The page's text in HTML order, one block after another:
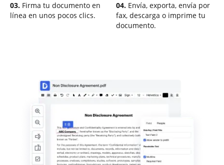
03. Firma tu documento en
línea en unos pocos clics.
04. Envía, exporta, envía por
fax, descarga o imprime tu
documento.